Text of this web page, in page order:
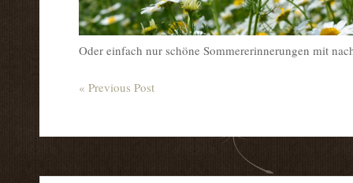
Oder einfach nur schöne Sommererinnerungen mit
« Previous Post